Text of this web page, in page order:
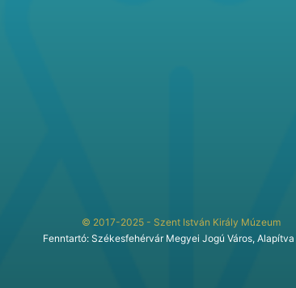
© 2017-2025 - Szent István Király Múzeum
Fenntartó: Székesfehérvár Megyei Jogú Város, Alapítva